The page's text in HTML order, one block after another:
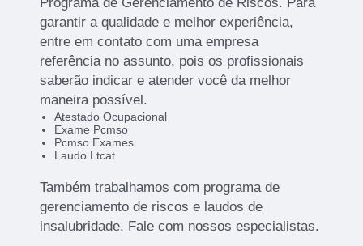
Programa de Gerenciamento de Riscos. Para
garantir a qualidade e melhor experiência,
entre em contato com uma empresa
referência no assunto, pois os profissionais
saberão indicar e atender você da melhor
maneira possível.
Atestado Ocupacional
Exame Pcmso
Pcmso Exames
Laudo Ltcat
Também trabalhamos com programa de
gerenciamento de riscos e laudos de
insalubridade. Fale com nossos especialistas.